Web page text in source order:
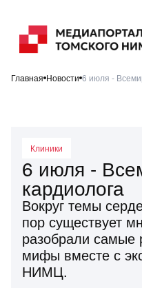
Главная Новости 6 июля -
Клиники
6 июля -
кардиолога
Вокруг темы
пор существует
разобрали самые
мифы вместе с
НИМЦ.